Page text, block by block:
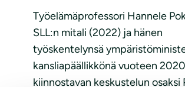
Työelämäprofessori Hannele
SLL:n mitali (2022) ja hänen
työskentelynsä
kansliapäällikkönä vuoteen
kiinnostavan keskustelun osaksi